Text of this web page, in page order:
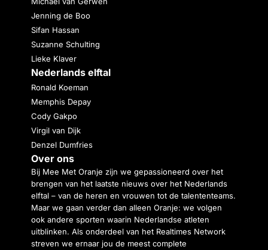
Jenning de Boo
Sifan Hassan
Suzanne Schulting
Lieke Klaver
Nederlands elftal
Ronald Koeman
Memphis Depay
Cody Gakpo
Virgil van Dijk
Denzel Dumfries
Over ons
Bij Mee Met Oranje zijn we gepassioneerd over het
brengen van het laatste nieuws over het Nederlands
elftal – van de heren en vrouwen tot de talententeams.
Maar we gaan verder dan alleen Oranje: we volgen
ook andere sporten waarin Nederlandse atleten
uitblinken. Als onderdeel van het Realtimes Network
streven we ernaar jou de meest complete